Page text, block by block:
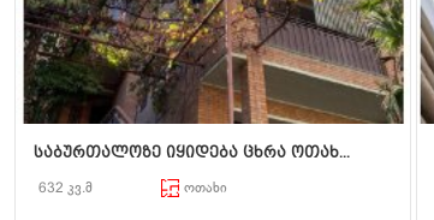
საბურთალოზე იყიდება ცხრა ოთახ...
632 კვ.მ ოთახი